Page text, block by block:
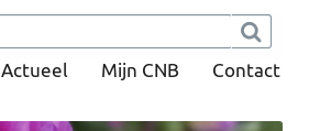
Actueel Mijn CNB Contact